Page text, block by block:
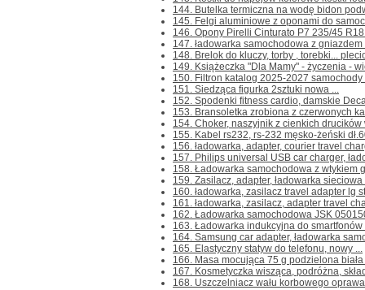
144. Butelka termiczna na wodę bidon
145. Felgi aluminiowe z oponami do
146. Opony Pirelli Cinturato P7 235/45
147. ładowarka samochodowa z
148. Brelok do kluczy, torby , torebki...
149. Książeczka "Dla Mamy" - życzenia -
150. Filtron katalog 2025-2027
151. Siedząca figurka 2sztuki nowa ...
152. Spodenki fitness cardio, damskie
153. Bransoletka zrobiona z czerwonych
154. Choker, naszyjnik z cienkich drucików
155. Kabel rs232, rs-232 męsko-żeński
156. ładowarka, adapter, courier travel
157. Philips universal USB car charger,
158. Ładowarka samochodowa z wtykiem
159. Zasilacz, adapter, ładowarka
160. ładowarka, zasilacz travel adapter lg
161. ładowarka, zasilacz, adapter travel
162. Ładowarka samochodowa JSK
163. Ładowarka indukcyjna do
164. Samsung car adapter, ładowarka
165. Elastyczny statyw do telefonu, nowy ...
166. Masa mocująca 75 g podzielona
167. Kosmetyczka wisząca, podróżna,
168. Uszczelniacz wału korbowego